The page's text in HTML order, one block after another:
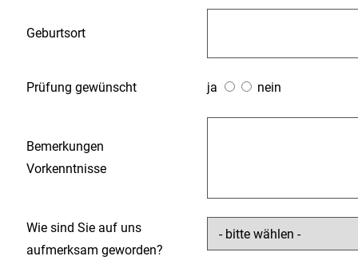
Geburtsort
Prüfung gewünscht ja nein
Bemerkungen
Vorkenntnisse
Wie sind Sie auf uns
aufmerksam geworden?